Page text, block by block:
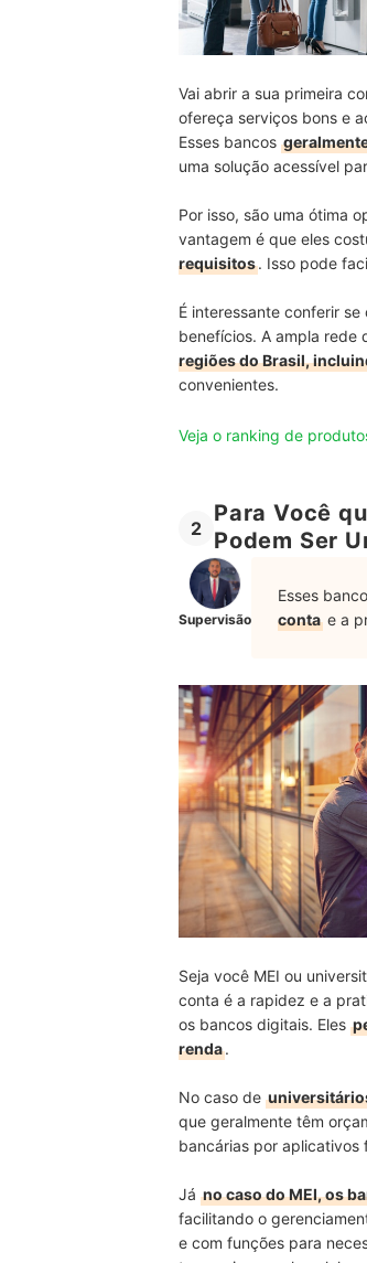
Vai abrir a sua primeira
ofereça serviços bons e
Esses bancos
uma solução acessível
Por isso, são uma ótima
vantagem é que eles
requisitos. Isso pode
É interessante conferir
benefícios. A ampla rede
regiões do Brasil,
convenientes.
Veja o ranking de
2
Para Você
Podem Ser
Supervisão
Esses
conta e a
Seja você MEI ou
conta é a rapidez e a
os bancos digitais. Eles
renda.
No caso de
que geralmente têm
bancárias por aplicativos
Já no caso do MEI, os
facilitando o
e com funções para